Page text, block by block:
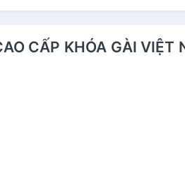
CẤP KHÓA GÀI